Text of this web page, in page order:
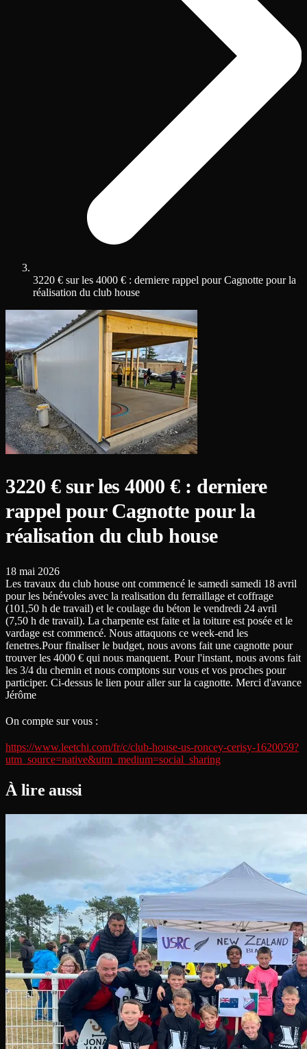
3220 € sur les 4000 € : derniere rappel pour Cagnotte pour la
réalisation du club house
3220 € sur les 4000 € : derniere
rappel pour Cagnotte pour la
réalisation du club house
18 mai 2026
Les travaux du club house ont commencé le samedi samedi 18 avril
pour les bénévoles avec la realisation du ferraillage et coffrage
(101,50 h de travail) et le coulage du béton le vendredi 24 avril
(7,50 h de travail). La charpente est faite et la toiture est posée et le
vardage est commencé. Nous attaquons ce week-end les
fenetres.Pour finaliser le budget, nous avons fait une cagnotte pour
trouver les 4000 € qui nous manquent. Pour l'instant, nous avons fait
les 3/4 du chemin et nous comptons sur vous et vos proches pour
participer. Ci-dessus le lien pour aller sur la cagnotte. Merci d'avance
Jérôme
On compte sur vous :
https://www.leetchi.com/fr/c/club-house-us-roncey-cerisy-1620059?
utm_source=native&utm_medium=social_sharing
À lire aussi